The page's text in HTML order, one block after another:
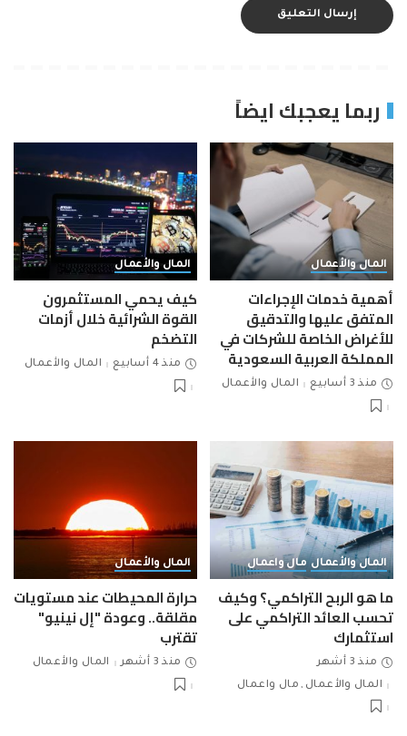
ربما يعجبك ايضاً
المال والأعمال
أهمية خدمات الإجراءات
المتفق عليها والتدقيق
للأغراض الخاصة للشركات في
المملكة العربية السعودية
منذ 3 أسابيع المال والأعمال
المال والأعمال
كيف يحمي المستثمرون
القوة الشرائية خلال أزمات
التضخم
منذ 4 أسابيع المال والأعمال
المال والأعمال مال واعمال
ما هو الربح التراكمي؟ وكيف
تحسب العائد التراكمي على
استثمارك
منذ 3 أشهر
المال والأعمال
مال واعمال
المال والأعمال
حرارة المحيطات عند مستويات
مقلقة.. وعودة "إل نينيو"
تقترب
منذ 3 أشهر المال والأعمال